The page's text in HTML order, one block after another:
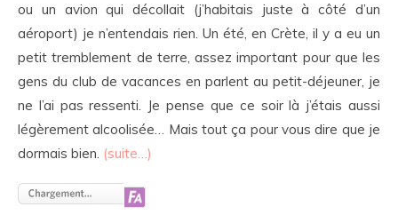
ou un avion qui décollait (j’habitais juste à côté d’un
aéroport) je n’entendais rien. Un été, en Crète, il y a eu un
petit tremblement de terre, assez important pour que les
gens du club de vacances en parlent au petit-déjeuner, je
ne l’ai pas ressenti. Je pense que ce soir là j’étais aussi
légèrement alcoolisée… Mais tout ça pour vous dire que je
dormais bien. (suite…)